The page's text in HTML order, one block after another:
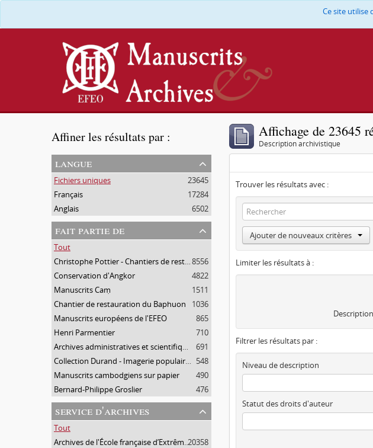
Ce site utilise
Affiner les résultats par :
langue
Fichiers uniques
23645
Français
17284
Anglais
6502
fait partie de
Tout
Christophe Pottier - Chantiers de restauration (Terrasses royales et autres projets)8556
Conservation d'Angkor
4822
Manuscrits Caṃ
1511
Chantier de restauration du Baphuon
1036
Manuscrits européens de l'EFEO
865
Henri Parmentier
710
Archives administratives et scientifiques
691
Collection Durand - Imagerie populaire vietnamienne 548
Manuscrits cambodgiens sur papier
490
Bernard-Philippe Groslier
476
service d'archives
Tout
Archives de l'École française d’Extrême-Orient (Paris)20358
Affichage de 23645
Description archivistique
Trouver les résultats avec :
Ajouter de nouveaux critères
Limiter les résultats à :
Filtrer les résultats par :
Niveau de description
Statut des droits d'auteur